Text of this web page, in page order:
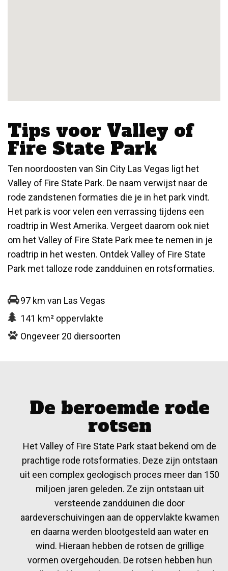
Tips voor Valley of
Fire State Park
Ten noordoosten van Sin City Las Vegas ligt het
Valley of Fire State Park. De naam verwijst naar de
rode zandstenen formaties die je in het park vindt.
Het park is voor velen een verrassing tijdens een
roadtrip in West Amerika. Vergeet daarom ook niet
om het Valley of Fire State Park mee te nemen in je
roadtrip in het westen. Ontdek Valley of Fire State
Park met talloze rode zandduinen en rotsformaties.
97 km van Las Vegas
141 km² oppervlakte
Ongeveer 20 diersoorten
De beroemde rode
rotsen
Het Valley of Fire State Park staat bekend om de
prachtige rode rotsformaties. Deze zijn ontstaan
uit een complex geologisch proces meer dan 150
miljoen jaren geleden. Ze zijn ontstaan uit
versteende zandduinen die door
aardeverschuivingen aan de oppervlakte kwamen
en daarna werden blootgesteld aan water en
wind. Hieraan hebben de rotsen de grillige
vormen overgehouden. De rotsen hebben hun